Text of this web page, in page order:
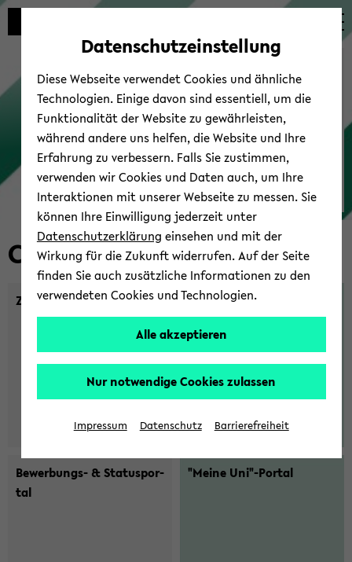
Automatische
vermeiden
skip
main
skip
main
skip
footer
Campus-​Support
Zu­gang zum BIS eKVV
Bewerbungs-​ & Sta­tuspor­
tal
"Meine Uni"-​Portal
Datenschutzeinstellung
Diese Webseite verwendet Cookies und ähnliche
Technologien. Einige davon sind essentiell, um die
Funktionalität der Website zu gewährleisten,
während andere uns helfen, die Website und Ihre
Erfahrung zu verbessern. Falls Sie zustimmen,
verwenden wir Cookies und Daten auch, um Ihre
Interaktionen mit unserer Webseite zu messen. Sie
können Ihre Einwilligung jederzeit unter
Datenschutzerklärung einsehen und mit der
Wirkung für die Zukunft widerrufen. Auf der Seite
finden Sie auch zusätzliche Informationen zu den
verwendeten Cookies und Technologien.
Alle akzeptieren
Nur notwendige Cookies zulassen
Impressum Datenschutz Barrierefreiheit